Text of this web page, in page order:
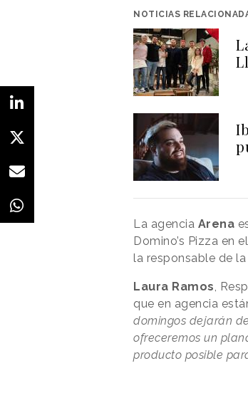
NOTICIAS
La agencia Arena
Domino’s Pizza en
la responsable de
Laura Ramos ,
que en agencia
domingos dejarán
ofreceremos un
producto posible